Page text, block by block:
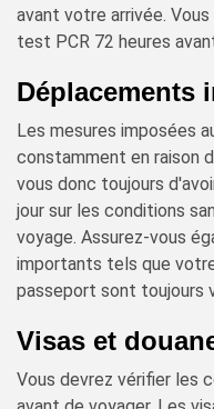
avant votre arrivée.
test PCR 72 heures
Déplacements
Les mesures imposées
constamment en raison
vous donc toujours
jour sur les conditions
voyage. Assurez-vous
importants tels que
passeport sont toujours
Visas et
Vous devrez vérifier les